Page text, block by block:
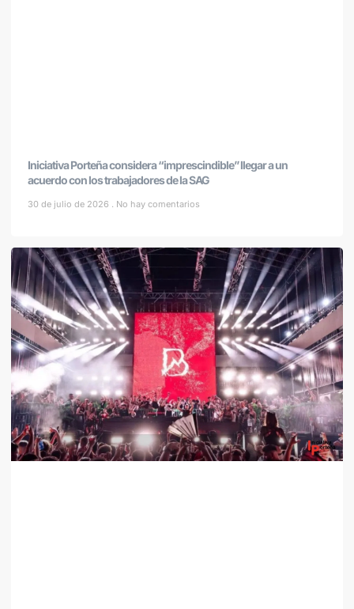
Iniciativa Porteña considera “imprescindible” llegar a un
acuerdo con los trabajadores de la SAG
30 de julio de 2026 No hay comentarios